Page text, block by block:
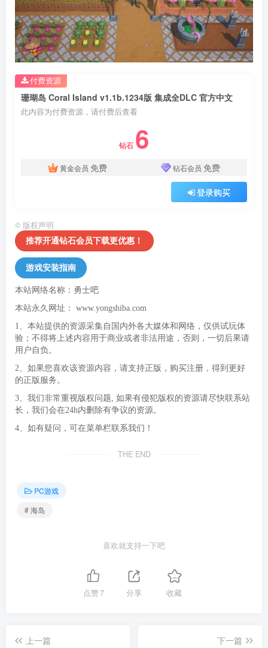
珊瑚岛 Coral Island v1.1b.1234版 集成全DLC 官方中文
此内容为付费资源，请付费后查看
钻石 6
黄金会员 免费 钻石会员 免费
登录购买
付费资源
© 版权声明
推荐开通钻石会员下载更优惠！
游戏安装指南
本站网络名称：勇士吧
本站永久网址： www.yongshiba.com
1、本站提供的资源采集自国内外各大媒体和网络，仅供试玩体
验；不得将上述内容用于商业或者非法用途，否则，一切后果请
用户自负。
2、如果您喜欢该资源内容，请支持正版，购买注册，得到更好
的正版服务。
3、我们非常重视版权问题, 如果有侵犯版权的资源请尽快联系站
长，我们会在24h内删除有争议的资源。
4、如有疑问，可在菜单栏联系我们！
THE END
PC游戏
# 海岛
喜欢就支持一下吧
点赞7 分享 收藏
上一篇
下一篇